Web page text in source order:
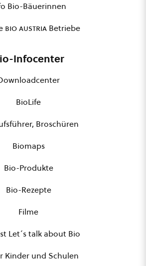
Bio-Bäuerinnen
bio austria Betriebe
Infocenter
BioLife
Broschüren
Biomaps
Bio-Produkte
Bio-Rezepte
Filme
Let´s talk about Bio
Kinder und Schulen